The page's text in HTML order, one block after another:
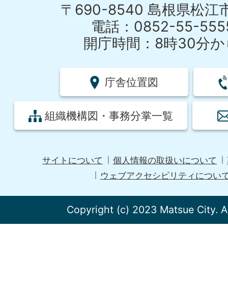
〒690-8540 島根県松江
電話：0852-55-
開庁時間：8時30分か
庁舎位置図
組織機構図・事務分掌一覧
サイトについて 個人情報の取扱いについて
ウェブアクセシビリティについ
Copyright (c) 2023 Matsue City.